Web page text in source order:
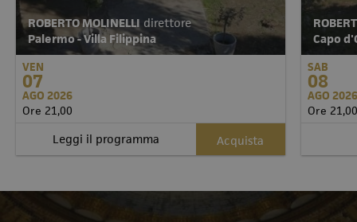
ROBERTO MOLINELLI direttore
Palermo - Villa Filippina
VEN
07
AGO 2026
Ore 21,00
Leggi il programma Acquista
Capo
SAB
08
AGO
Ore